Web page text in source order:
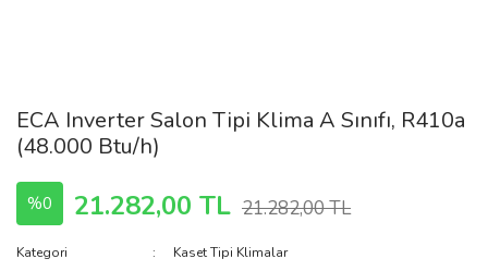
ECA Inverter Salon Tipi Klima A Sınıfı, R410a
(48.000 Btu/h)
%0 21.282,00 TL 21.282,00 TL
Kategori
Kaset Tipi Klimalar